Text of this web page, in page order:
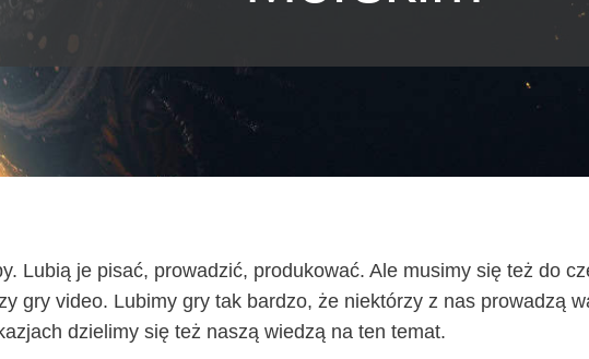
Lubią je pisać, pro­wa­dzić, pro­du­ko­wać. Ale musi­my się też do
gry video. Lubi­my gry tak bar­dzo, że nie­któ­rzy z nas pro­wa­dzą
dzie­li­my się też naszą wie­dzą na ten temat.